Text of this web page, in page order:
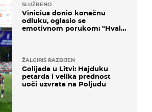
SLUŽBENO
Vinicius donio konačnu
odluku, oglasio se
emotivnom porukom: "Hvala
ŽALGIRIS RAZBIJEN
Golijada u Litvi: Hajduku
petarda i velika prednost
uoči uzvrata na Poljudu